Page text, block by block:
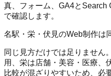
真、フォーム、GA4とSearch
で確認します。
名駅・栄・伏見のWeb制作は
同じ見方だけでは足りません
用、栄は店舗・美容・医療、
比較が混ざりやすいため、必